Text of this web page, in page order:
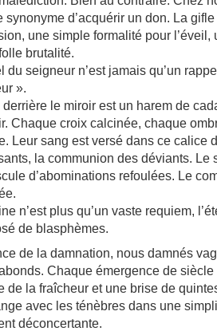
synonyme d’acquérir un don. La
une simple formalité pour
brutalité.
du seigneur n’est jamais qu’un
».
derrière le miroir est un harem de
Chaque croix calcinée, chaque
Leur sang est versé dans ce calice
la communion des déviants. Le
d’abominations refoulées. Le
n’est plus qu’un vaste requiem,
de blasphèmes.
de la damnation, nous damnés
Chaque émergence de
de la fraîcheur et une brise de
avec les ténèbres dans une
déconcertante.